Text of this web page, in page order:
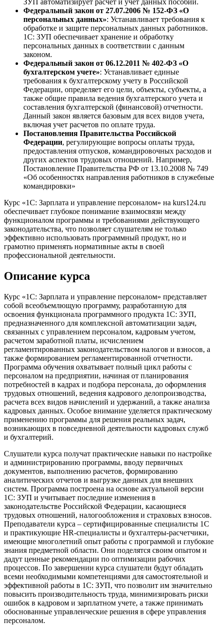
Федеральный закон от 27.07.2006 № 152-ФЗ «О
персональных данных»: Устанавливает требования к
обработке и защите персональных данных работников.
1С: ЗУП обеспечивает хранение и обработку
персональных данных в соответствии с данным
законом.
Федеральный закон от 06.12.2011 № 402-ФЗ «О
бухгалтерском учете»: Устанавливает единые
требования к бухгалтерскому учету в Российской
Федерации, определяет его цели, объекты, субъекты, а
также общие правила ведения бухгалтерского учета и
составления бухгалтерской (финансовой) отчетности.
Данный закон является базовым для всех видов учета,
включая учет расчетов по оплате труда.
Постановления Правительства Российской
Федерации, регулирующие вопросы оплаты труда,
предоставления отпусков, командировочных расходов и
других аспектов трудовых отношений. Например,
Постановление Правительства РФ от 13.10.2008 № 749
«Об особенностях направления работников в служебные
командировки»
Курс «1С: Зарплата и управление персоналом» на kurs124.ru
обеспечивает глубокое понимание взаимосвязи между
функционалом программы и требованиями действующего
законодательства, что позволяет слушателям не только
эффективно использовать программный продукт, но и
грамотно применять нормативные акты в своей
профессиональной деятельности.
Описание курса
Курс «1С: Зарплата и управление персоналом» представляет
собой всеобъемлющую программу, разработанную для
освоения функционала программного продукта 1С: ЗУП,
предназначенного для комплексной автоматизации задач,
связанных с управлением персоналом, кадровым учетом,
расчетом заработной платы, исчислением
регламентированных законодательством налогов и взносов, а
также формированием регламентированной отчетности.
Программа обучения охватывает полный цикл работы с
персоналом на предприятии, начиная от планирования
потребностей в кадрах и подбора персонала, до оформления
трудовых отношений, ведения кадрового делопроизводства,
расчета всех видов начислений и удержаний, а также анализа
кадровых данных. Особое внимание уделяется практическому
применению программы для решения реальных задач,
возникающих в повседневной деятельности кадровых служб
и бухгалтерий.
Слушатели курса получат практические навыки по настройке
и администрированию программы, вводу первичных
документов, выполнению расчетов, формированию
аналитических отчетов и выгрузке данных для внешних
систем. Программа построена на основе актуальной версии
1С: ЗУП и учитывает последние изменения в
законодательстве Российской Федерации, касающиеся
трудовых отношений, налогообложения и страховых взносов.
Преподаватели курса – сертифицированные специалисты 1С
и практикующие HR-специалисты и бухгалтеры-расчетчики,
имеющие многолетний опыт работы с программой и глубокие
знания предметной области. Они поделятся своим опытом и
дадут ценные рекомендации по оптимизации рабочих
процессов. По завершении курса слушатели будут обладать
всеми необходимыми компетенциями для самостоятельной и
эффективной работы в 1С: ЗУП, что позволит им значительно
повысить производительность труда, минимизировать риски
ошибок в кадровом и зарплатном учете, а также принимать
обоснованные управленческие решения в сфере управления
персоналом.